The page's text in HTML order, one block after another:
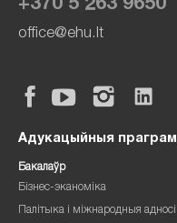
+370 5 263 9650
office@ehu.lt
Адукацыйныя
Бакалаўр
Бізнес-эканоміка
Палітыка і міжнародныя